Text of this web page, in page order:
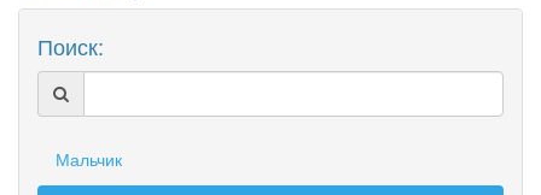
Поиск:
Мальчик